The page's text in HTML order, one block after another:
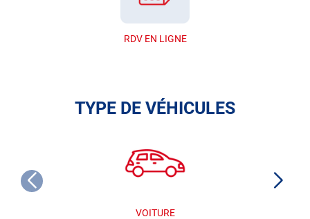
RDV EN LIGNE
TYPE DE VÉHICULES
VOITURE